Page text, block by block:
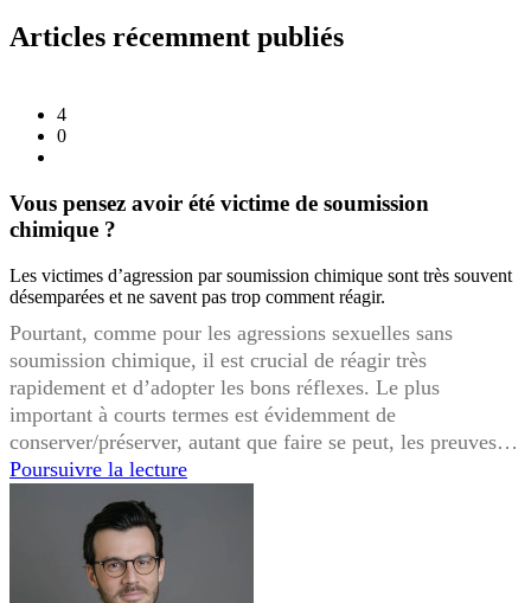
Articles récemment publiés
4
0
Vous pensez avoir été victime de soumission
chimique ?
Les victimes d’agression par soumission chimique sont très souvent
désemparées et ne savent pas trop comment réagir.
Pourtant, comme pour les agressions sexuelles sans
soumission chimique, il est crucial de réagir très
rapidement et d’adopter les bons réflexes. Le plus
important à courts termes est évidemment de
conserver/préserver, autant que faire se peut, les preuves…
Poursuivre la lectureVous